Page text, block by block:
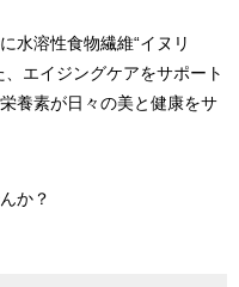
水溶性食物繊維“イヌリ
エイジングケアをサポート
養素が日々の美と健康をサ
か？